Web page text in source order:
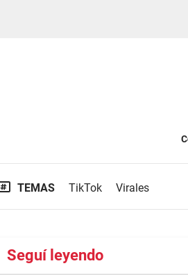
TEMAS TikTok Virales
Seguí leyendo